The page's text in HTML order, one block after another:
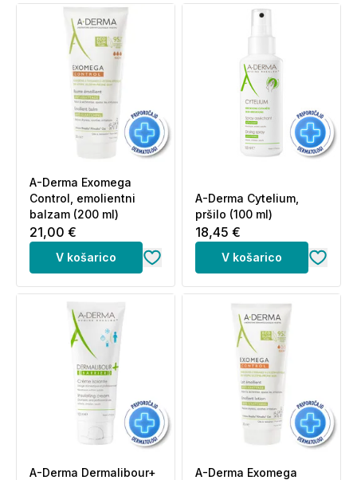
A-Derma Exomega
Control, emolientni
balzam (200 ml)
21,00 €
V košarico
A-Derma Cytelium,
pršilo (100 ml)
18,45 €
V košarico
A-Derma Dermalibour+
A-Derma Exomega